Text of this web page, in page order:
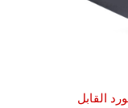
القابل